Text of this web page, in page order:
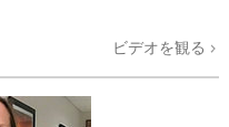
ビデオを観る